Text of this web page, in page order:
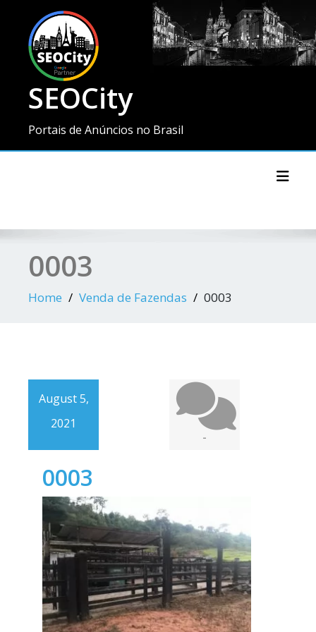
SEOCity
Portais de Anúncios no Brasil
0003
Home Venda de Fazendas 0003
August 5,
2021
-
0003